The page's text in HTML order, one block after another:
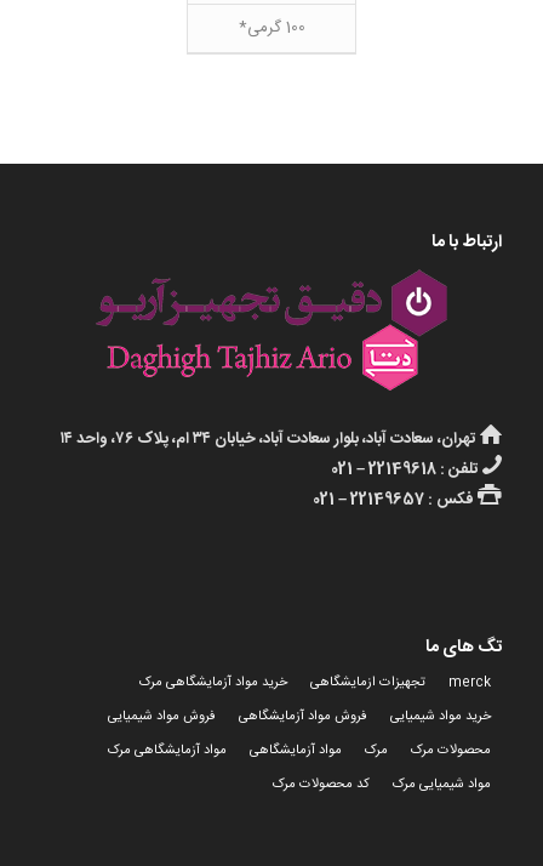
100 گرمی*
ارتباط با ما
تهران، سعادت آباد، بلوار سعادت آباد، خیابان ۳۴ ام، پلاک ۷۶، واحد ۱۴
تلفن : 22149618 – 021
فکس : 22149657 – 021
تگ های ما
merck تجهیزات ازمایشگاهی
خرید مواد آزمایشگاهی مرک
خرید مواد شیمیایی
فروش مواد آزمایشگاهی
فروش مواد شیمیایی
محصولات مرک
مرک مواد آزمایشگاهی
مواد آزمایشگاهی مرک
مواد شیمیایی مرک
کد محصولات مرک